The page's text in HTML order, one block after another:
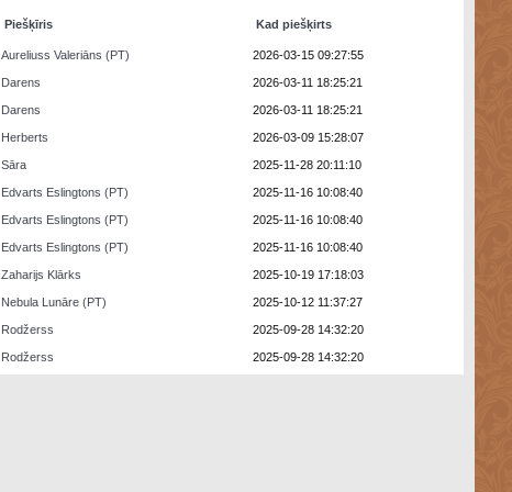
Piešķīris Kad piešķirts
Aureliuss Valeriāns (PT) 2026-03-15 09:27:55
Darens 2026-03-11 18:25:21
Darens 2026-03-11 18:25:21
Herberts 2026-03-09 15:28:07
Sāra 2025-11-28 20:11:10
Edvarts Eslingtons (PT) 2025-11-16 10:08:40
Edvarts Eslingtons (PT) 2025-11-16 10:08:40
Edvarts Eslingtons (PT) 2025-11-16 10:08:40
Zaharijs Klārks 2025-10-19 17:18:03
Nebula Lunāre (PT) 2025-10-12 11:37:27
Rodžerss 2025-09-28 14:32:20
Rodžerss 2025-09-28 14:32:20